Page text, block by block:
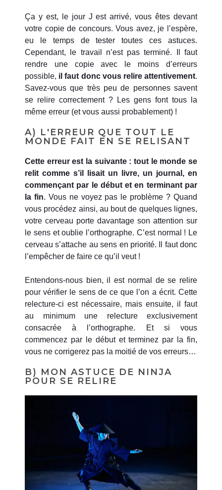
Ça y est, le jour J est arrivé, vous êtes devant
votre copie de concours. Vous avez, je l’espère,
eu le temps de tester toutes ces astuces.
Cependant, le travail n’est pas terminé. Il faut
rendre une copie avec le moins d’erreurs
possible, il faut donc vous relire attentivement.
Savez-vous que très peu de personnes savent
se relire correctement ? Les gens font tous la
même erreur (et vous aussi probablement) !
A) L'ERREUR QUE TOUT LE
MONDE FAIT EN SE RELISANT
Cette erreur est la suivante : tout le monde se
relit comme s’il lisait un livre, un journal, en
commençant par le début et en terminant par
la fin. Vous ne voyez pas le problème ? Quand
vous procédez ainsi, au bout de quelques lignes,
votre cerveau porte davantage son attention sur
le sens et oublie l’orthographe. C’est normal ! Le
cerveau s’attache au sens en priorité. Il faut donc
l’empêcher de faire ce qu’il veut !
Entendons-nous bien, il est normal de se relire
pour vérifier le sens de ce que l’on a écrit. Cette
relecture-ci est nécessaire, mais ensuite, il faut
au minimum une relecture exclusivement
consacrée à l’orthographe. Et si vous
commencez par le début et terminez par la fin,
vous ne corrigerez pas la moitié de vos erreurs…
B) MON ASTUCE DE NINJA
POUR SE RELIRE